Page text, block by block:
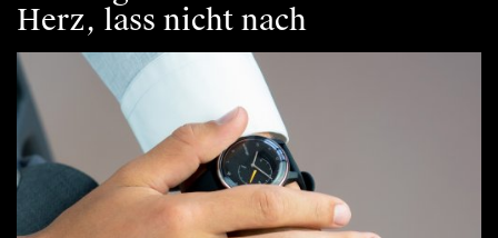
Herz, lass nicht nach